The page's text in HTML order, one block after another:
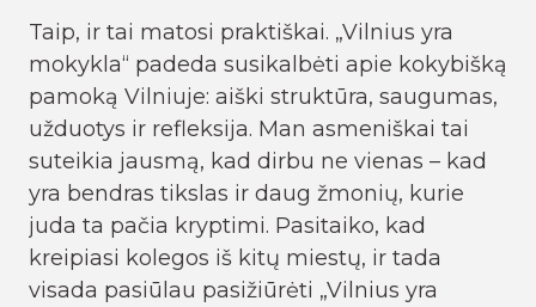
Taip, ir tai matosi praktiškai. „Vilnius yra
mokykla“ padeda susikalbėti apie kokybišką
pamoką Vilniuje: aiški struktūra, saugumas,
užduotys ir refleksija. Man asmeniškai tai
suteikia jausmą, kad dirbu ne vienas – kad
yra bendras tikslas ir daug žmonių, kurie
juda ta pačia kryptimi. Pasitaiko, kad
kreipiasi kolegos iš kitų miestų, ir tada
visada pasiūlau pasižiūrėti „Vilnius yra